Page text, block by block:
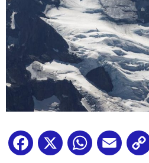
Facebook
X WhatsApp
Email